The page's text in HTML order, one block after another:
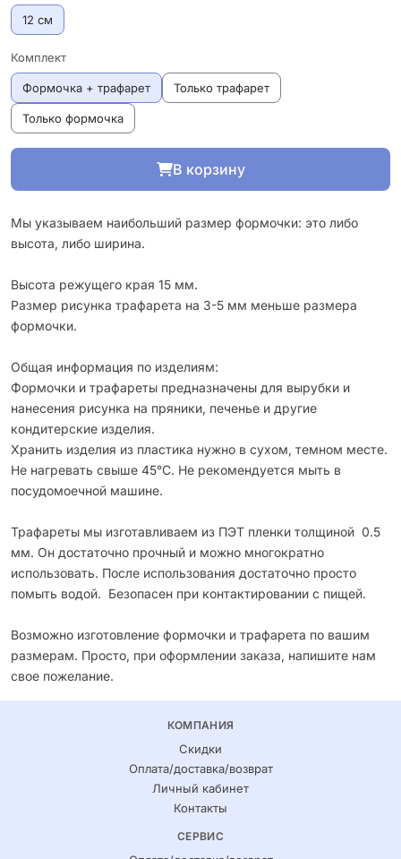
12 см
Комплект
Формочка + трафарет Только трафарет
Только формочка
В корзину
Мы указываем наибольший размер формочки: это либо
высота, либо ширина.
Высота режущего края 15 мм.
Размер рисунка трафарета на 3-5 мм меньше размера
формочки.
Общая информация по изделиям:
Формочки и трафареты предназначены для вырубки и
нанесения рисунка на пряники, печенье и другие
кондитерские изделия.
Хранить изделия из пластика нужно в сухом, темном месте.
Не нагревать свыше 45°С. Не рекомендуется мыть в
посудомоечной машине.
Трафареты мы изготавливаем из ПЭТ пленки толщиной 0.5
мм. Он достаточно прочный и можно многократно
использовать. После использования достаточно просто
помыть водой. Безопасен при контактировании с пищей.
Возможно изготовление формочки и трафарета по вашим
размерам. Просто, при оформлении заказа, напишите нам
свое пожелание.
КОМПАНИЯ
Скидки
Оплата/доставка/возврат
Личный кабинет
Контакты
СЕРВИС